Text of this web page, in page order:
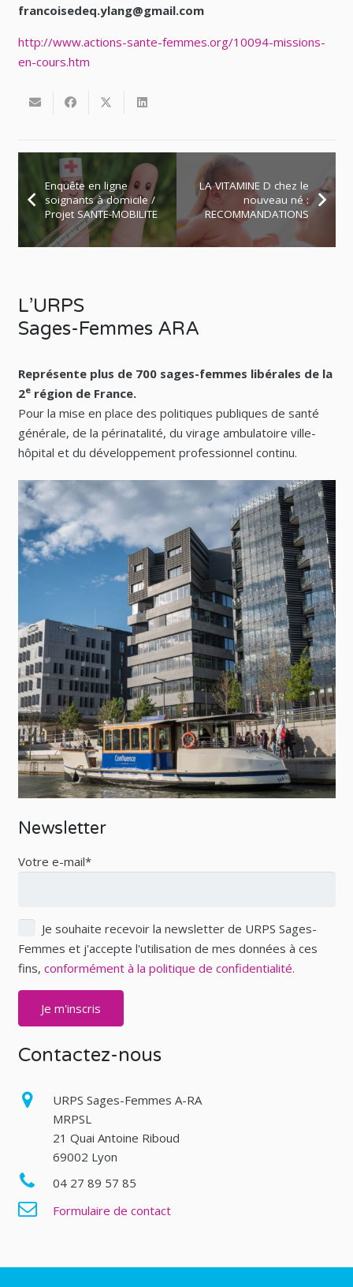
francoisedeq.ylang@gmail.com
http://www.actions-sante-femmes.org/10094-missions-
en-cours.htm
Enquête en ligne
soignants à domicile /
Projet SANTE-MOBILITE
LA VITAMINE D chez le
nouveau né :
RECOMMANDATIONS
L’URPS
Sages-Femmes ARA
Représente plus de 700 sages-femmes libérales de la
2erégion de France.
Pour la mise en place des politiques publiques de santé
générale, de la périnatalité, du virage ambulatoire ville-
hôpital et du développement professionnel continu.
Newsletter
Votre e-mail*
Je souhaite recevoir la newsletter de URPS Sages-
Femmes et j'accepte l'utilisation de mes données à ces
fins, conformément à la politique de confidentialité.
Contactez-nous
URPS Sages-Femmes A-RA
MRPSL
21 Quai Antoine Riboud
69002 Lyon
04 27 89 57 85
Formulaire de contact